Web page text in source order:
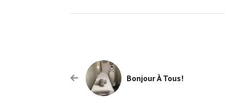
Bonjour À Tous!